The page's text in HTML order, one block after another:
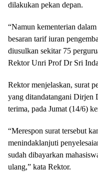
dilakukan pekan depan.
“Namun kementerian
besaran tarif iuran
diusulkan sekitar 75
Rektor Unri Prof Dr Sri
Rektor menjelaskan, surat
yang ditandatangani Dirjen
terima, pada Jumat (14/6)
“Merespon surat tersebut
menindaklanjuti
sudah dibayarkan
ulang,” kata Rektor.